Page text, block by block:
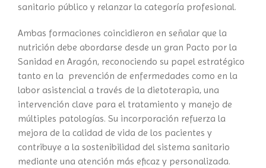
sanitario público y relanzar la categoría profesional.
Ambas formaciones coincidieron en señalar que la
nutrición debe abordarse desde un gran Pacto por la
Sanidad en Aragón, reconociendo su papel estratégico
tanto en la prevención de enfermedades como en la
labor asistencial a través de la dietoterapia, una
intervención clave para el tratamiento y manejo de
múltiples patologías. Su incorporación refuerza la
mejora de la calidad de vida de los pacientes y
contribuye a la sostenibilidad del sistema sanitario
mediante una atención más eficaz y personalizada.